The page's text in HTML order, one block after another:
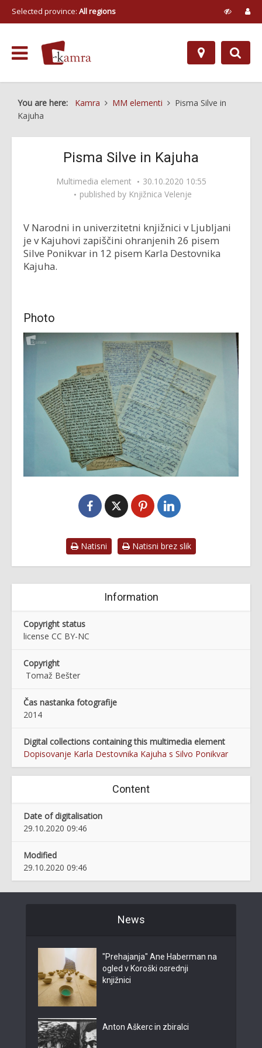
Selected province: All regions
You are here: Kamra MM elementi
Pisma Silve in
Kajuha
Pisma Silve in Kajuha
Multimedia element
30.10.2020 10:55
published by Knjižnica Velenje
V Narodni in univerzitetni knjižnici v Ljubljani
je v Kajuhovi zapiščini ohranjenih 26 pisem
Silve Ponikvar in 12 pisem Karla Destovnika
Kajuha.
Photo
Natisni Natisni brez slik
Information
Copyright status
license CC BY-NC
Copyright
Tomaž Bešter
Čas nastanka fotografije
2014
Digital collections containing this multimedia element
Dopisovanje Karla Destovnika Kajuha s Silvo Ponikvar
Content
Date of digitalisation
29.10.2020 09:46
Modified
29.10.2020 09:46
News
"Prehajanja" Ane Haberman na
ogled v Koroški osrednji
knjižnici
Anton Aškerc in zbiralci